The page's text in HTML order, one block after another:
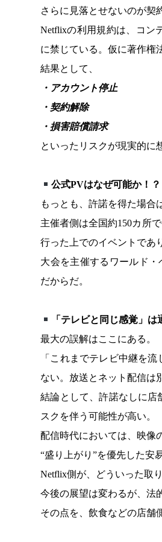
さらに見落とせないのが契
Netflixの利用規約は、コン
に禁じている。仮に著作権
結果として、
・アカウント停止
・契約解除
・損害賠償請求
といったリスクが現実的に
公式PVはなぜ可能か！？
もっとも、許諾を得た場合
主催者側は全国約150カ所
行った上でのイベントであ
大会を主催するワールド
だからだ。
「テレビと同じ感覚」は
最大の誤解はここにある。
「これまでテレビ中継を
ない。放送とネット配信は
結論として、許諾なしに店
スクを伴う可能性が高い。
配信時代においては、映像
“盛り上がり”を優先した安
Netflix側が、どういった取
今後の展望は変わるが、法
その点を、飲食などの店舗